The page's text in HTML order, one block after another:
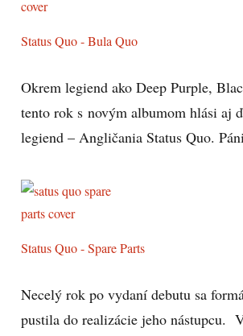
Status Quo - Bula Quo
Okrem legiend ako Deep Purple,
tento rok s novým albumom hlási aj
legiend – Angličania Status Quo.
Status Quo - Spare Parts
Necelý rok po vydaní debutu sa
pustila do realizácie jeho nástupcu.